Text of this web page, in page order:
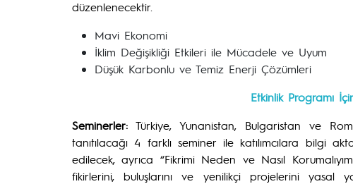
düzenlenecektir.
Mavi Ekonomi
İklim Değişikliği Etkileri ile Mücadele ve Uyum
Düşük Karbonlu ve Temiz Enerji Çözümleri
Etkinlik Programı İçin
Seminerler: Türkiye, Yunanistan, Bulgaristan ve
tanıtılacağı 4 farklı seminer ile katılımcılara bilgi
edilecek, ayrıca “Fikrimi Neden ve Nasıl
fikirlerini, buluşlarını ve yenilikçi projelerini yasal